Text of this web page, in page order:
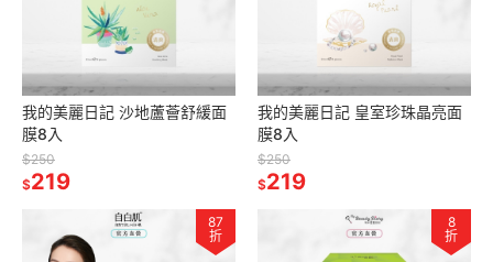
我的美麗日記 沙地蘆薈舒緩面
膜8入
$250
$219
我的美麗日記 皇室珍珠晶亮面
膜8入
$250
$219
87
折
8
折